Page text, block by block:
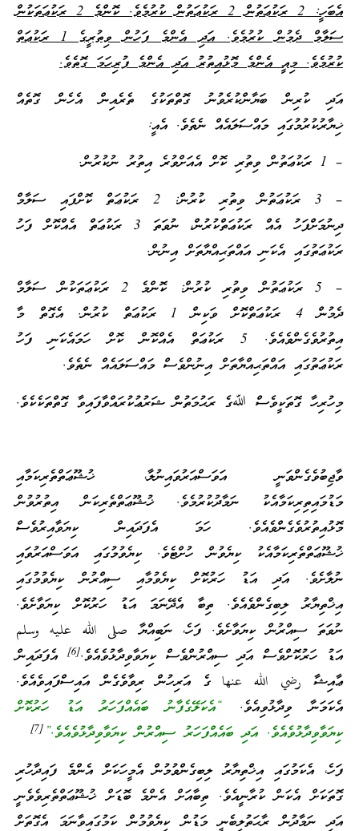
އެބަހީ: 2 ރަކުޢަތުން 2 ރަކުޢަތުން ކުރުމެވެ. ކޮންމެ 2 ރަކުޢަތަކުން
ސަލާމް ދެމުން ކުރުމެވެ. އަދި އެންމެ ފަހުން ވިތުރީގެ 1 ރަކުޢަތް
ކުރުމެވެ. މިއީ އެންމެ މޮޅުއިތުރު އަދި އެންމެ ފުރިހަމަ ގޮތެވެ.
އަދި ކުރިން ބަޔާންކުރެވުނު ގޮތްތަކުގެ ތެރެއިން އެހެން ގޮތެއް
ޚިޔާރުކުރުމުގައި މައްސަލައެއް ނެތެވެ. އެއީ:
– 1 ރަކުޢަތުން ވިތުރި ކޮށް އެއަށްވުރެ އިތުރު ނުކުރުން.
– 3 ރަކުޢަތުން ވިތުރި ކުރުން: 2 ރަކުޢަތް ކޮށްފައި ސަލާމް
ދިނުމަށްފަހު އެއް ރަކުޢަތްކުރުން، ނުވަތަ 3 ރަކުޢަތް އެއްކޮށް ފަހު
ރަކުޢަތުގައި އެކަނި އައްތަޙިއްޔާތަށް އިނުން.
– 5 ރަކުޢަތުން ވިތުރި ކުރުން: ކޮންމެ 2 ރަކުޢަތަކުން ސަލާމް
ދެމުން 4 ރަކުޢަތްކޮށް ވަކިން 1 ރަކުޢަތް ކުރުން. އެގޮތް މާ
އިތުރުވެގެންވެއެވެ. 5 ރަކުޢަތް އެއްކޮން ކޮށް ހަމައެކަނި ފަހު
ރަކުޢަތުގައި އައްތަޙިއްޔާތަށް އިނުންވެސް މައްސަލައެއް ނެތެވެ.
މިހުރިހާ ގޮތަކީވެސް ﷲގެ ރަޙުމަތުން ޝަރުޢުކުރައްވާފައިވާ ގޮތްތަކެކެވެ.
ވާޖިބުވެގެންވަނީ އަވަސްއަރުވައިނުލާ، ޚުޝޫޢަތްތެރިކަމާއި
މަޑުމައިތިރިކަމާއެކު ނަމާދުކުރުމެވެ. ޚުޝޫޢަތްތެރިކަން އިތުރުވުން
މޮޅުއިތުރުވެގެންވެއެވެ. ހަމަ އެފަދައިން ކިޔަވާއިރުވެސް
ޚުޝޫޢަތްތެރިކަމާއެކު ކިޔެވުން ހުށްޓެވެ. ކިޔެވުމުގައި އަވަސްއަރުވައި
ނުލާށެވެ. އަދި އަޑު ހަރުކޮށް ކިޔެވުމާއި ސިއްރުން ކިޔެވުމުގައި
އިޚްތިޔާރު ލިބިގެންވެއެވެ. ތިބާ އެދޭނަމަ އަޑު ހަރުކޮށް ކިޔަވާށެވެ.
ނުވަތަ ސިއްރުން ކިޔަވާށެވެ. ފަހެ، ނަބިއްޔާ صلى الله عليه وسلم
އަޑު ހަރުކޮށްވެސް އަދި ސިއްރުންވެސް ކިޔަވާވިދާޅުވެއެވެ.[6]
އެފަދައިން
ޢާއިޝާ رضي الله عنها ގެ އަރިހުން ރިވާވެގެން އައިސްފައިވެއެވެ.
އެކަމަނާ ވިދާޅުވިއެވެ. “އެކަލޭގެފާނު ބައެއްފަހަރު އަޑު ހަރުކޮށް
ކިޔަވާވިދާޅުވެއެވެ. އަދި ބައެއްފަހަރު ސިއްރުން ކިޔަވާވިދާޅުވެއެވެ.” [7]
ފަހެ، އެކަމުގައި އިޚްތިޔާރު ލިބިގެންވުމުން އެމީހަކަށް އެންމެ ފައިދާހުރި
ގޮތަކަށް އެކަން ކުރާނީއެވެ. ތިބާއަށް އެންމެ ބޮޑަށް ޚުޝޫޢަތްތެރިވެވެނީ
އަދި ނަމާދުން ރާޙަތުލިބެނީ މަޑުން ކިޔެވުމުން ކަމުގައިވާނަމަ އެގޮތަށް